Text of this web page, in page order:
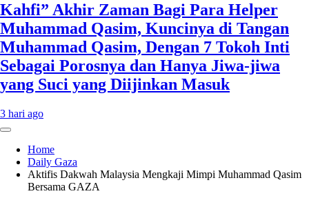
Kahfi” Akhir Zaman Bagi Para Helper
Muhammad Qasim, Kuncinya di Tangan
Muhammad Qasim, Dengan 7 Tokoh Inti
Sebagai Porosnya dan Hanya Jiwa-jiwa
yang Suci yang Diijinkan Masuk
3 hari ago
Home
Daily Gaza
Aktifis Dakwah Malaysia Mengkaji Mimpi Muhammad Qasim
Bersama GAZA